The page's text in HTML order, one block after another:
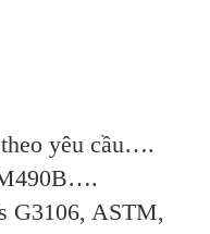
yêu cầu….
G3106, ASTM,